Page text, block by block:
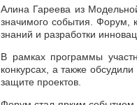
Алина Гареева из
значимого события.
знаний и разработки
В рамках программы
конкурсах, а также
защите проектов.